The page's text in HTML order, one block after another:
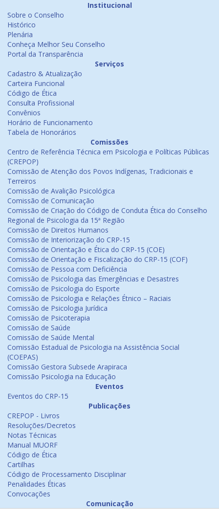
Institucional
Sobre o Conselho
Histórico
Plenária
Conheça Melhor Seu Conselho
Portal da Transparência
Serviços
Cadastro & Atualização
Carteira Funcional
Código de Ética
Consulta Profissional
Convênios
Horário de Funcionamento
Tabela de Honorários
Comissões
Centro de Referência Técnica em Psicologia e Políticas Públicas
(CREPOP)
Comissão de Atenção dos Povos Indígenas, Tradicionais e
Terreiros
Comissão de Avalição Psicológica
Comissão de Comunicação
Comissão de Criação do Código de Conduta Ética do Conselho
Regional de Psicologia da 15ª Região
Comissão de Direitos Humanos
Comissão de Interiorização do CRP-15
Comissão de Orientação e Ética do CRP-15 (COE)
Comissão de Orientação e Fiscalização do CRP-15 (COF)
Comissão de Pessoa com Deficiência
Comissão de Psicologia das Emergências e Desastres
Comissão de Psicologia do Esporte
Comissão de Psicologia e Relações Étnico – Raciais
Comissão de Psicologia Jurídica
Comissão de Psicoterapia
Comissão de Saúde
Comissão de Saúde Mental
Comissão Estadual de Psicologia na Assistência Social
(COEPAS)
Comissão Gestora Subsede Arapiraca
Comissão Psicologia na Educação
Eventos
Eventos do CRP-15
Publicações
CREPOP - Livros
Resoluções/Decretos
Notas Técnicas
Manual MUORF
Código de Ética
Cartilhas
Código de Processamento Disciplinar
Penalidades Éticas
Convocações
Comunicação